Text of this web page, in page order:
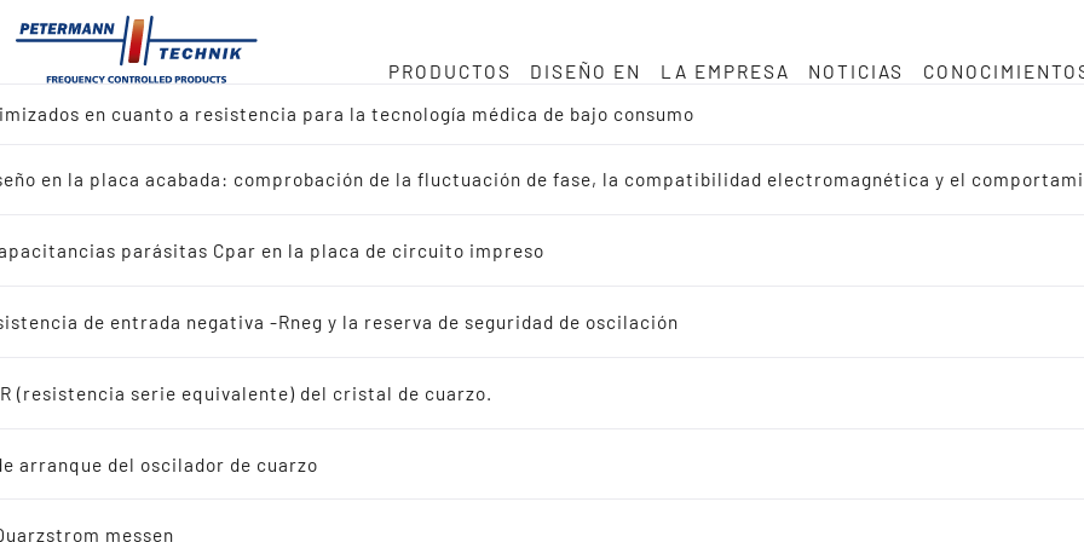
PRODUCTOS DISEÑO EN
MHz
LA EMPRESA
NOTICIAS
en cuanto a resistencia para la tecnología médica de bajo consumo
en la placa acabada: comprobación de la fluctuación de fase, la compatibilidad electromagnética y el
parásitas Cpar en la placa de circuito impreso
de entrada negativa -Rneg y la reserva de seguridad de oscilación
(resistencia serie equivalente) del cristal de cuarzo.
arranque del oscilador de cuarzo
messen